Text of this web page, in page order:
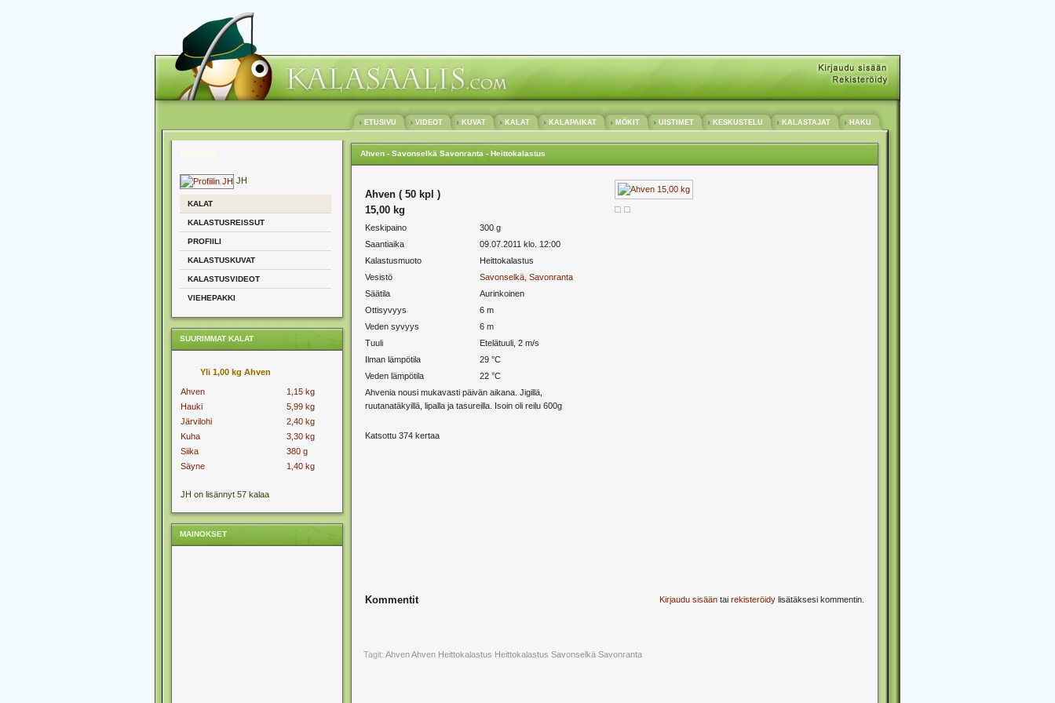
ETUSIVU VIDEOT KUVAT KALAT KALAPAIKAT MÖKIT UISTIMET KESKUSTELU KALASTAJAT HAKU
JH
KALAT
KALASTUSREISSUT
PROFIILI
KALASTUSKUVAT
KALASTUSVIDEOT
VIEHEPAKKI
SUURIMMAT KALAT
Yli 1,00 kg Ahven
Ahven
1,15 kg
Hauki
5,99 kg
Järvilohi
2,40 kg
Kuha
3,30 kg
Siika
380 g
Säyne
1,40 kg
JH on lisännyt 57 kalaa
MAINOKSET
Ahven - Savonselkä Savonranta - Heittokalastus
Ahven ( 50 kpl )
15,00 kg
Keskipaino
300 g
Saantiaika
09.07.2011 klo. 12:00
Kalastusmuoto
Heittokalastus
Vesistö
Savonselkä, Savonranta
Säätila
Aurinkoinen
Ottisyvyys
6 m
Veden syvyys
6 m
Tuuli
Etelätuuli, 2 m/s
Ilman lämpötila
29 °C
Veden lämpötila
22 °C
Ahvenia nousi mukavasti päivän aikana. Jigillä,
ruutanatäkyillä, lipalla ja tasureilla. Isoin oli reilu 600g
Katsottu 374 kertaa
Kommentit Kirjaudu sisään tai rekisteröidy lisätäksesi kommentin.
Tagit: AhvenAhven Heittokalastus Heittokalastus Savonselkä Savonranta